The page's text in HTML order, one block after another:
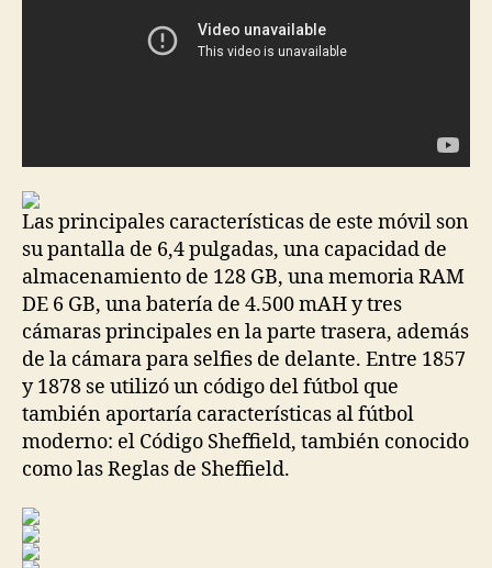
Las principales características de este móvil son
su pantalla de 6,4 pulgadas, una capacidad de
almacenamiento de 128 GB, una memoria RAM
DE 6 GB, una batería de 4.500 mAH y tres
cámaras principales en la parte trasera, además
de la cámara para selfies de delante. Entre 1857
y 1878 se utilizó un código del fútbol que
también aportaría características al fútbol
moderno: el Código Sheffield, también conocido
como las Reglas de Sheffield.